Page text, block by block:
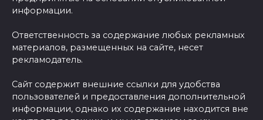
информации.
Ответственность за содержание любых рекламных
материалов, размещенных на сайте, несет
рекламодатель.
Сайт содержит внешние ссылки для удобства
пользователей и предоставления дополнительной
информации, однако их содержание находится вне